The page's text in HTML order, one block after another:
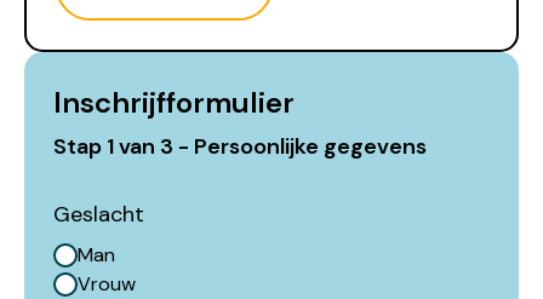
Inschrijfformulier
Stap 1van 3 - Persoonlijke gegevens
Geslacht
Man
Vrouw